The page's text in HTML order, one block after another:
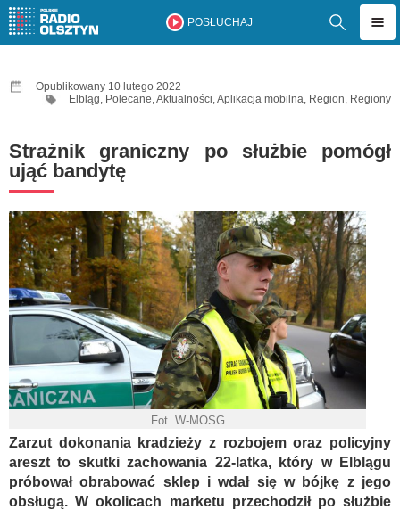
POSŁUCHAJ
Opublikowany 10 lutego 2022
Elbląg, Polecane,Aktualności,Aplikacja mobilna, Region, Regiony
Strażnik graniczny po służbie pomógł
ująć bandytę
Fot. W-MOSG
Zarzut dokonania kradzieży z rozbojem oraz policyjny
areszt to skutki zachowania 22-latka, który w Elblągu
próbował obrabować sklep i wdał się w bójkę z jego
obsługą. W okolicach marketu przechodził po służbie